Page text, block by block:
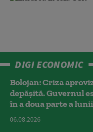
DIGI ECONOMIC
Bolojan: Criza
depășită. Guvernul
în a doua parte a
06.08.2026